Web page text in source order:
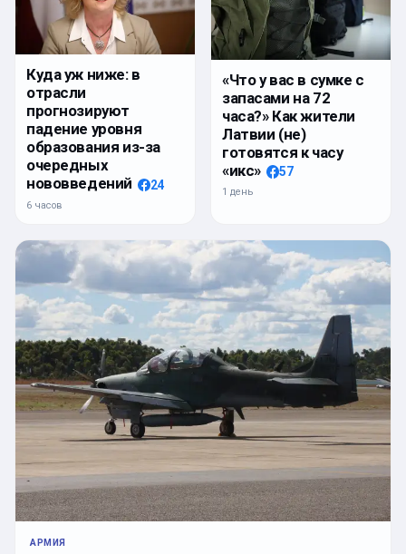
Куда уж ниже: в
отрасли
прогнозируют
падение уровня
образования из-за
очередных
нововведений
24
6 часов
«Что у вас в сумке с
запасами на 72
часа?» Как жители
Латвии (не)
готовятся к часу
«икс»
57
1 день
АРМИЯ